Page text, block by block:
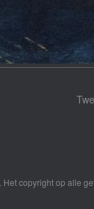
. Het copyright op alle